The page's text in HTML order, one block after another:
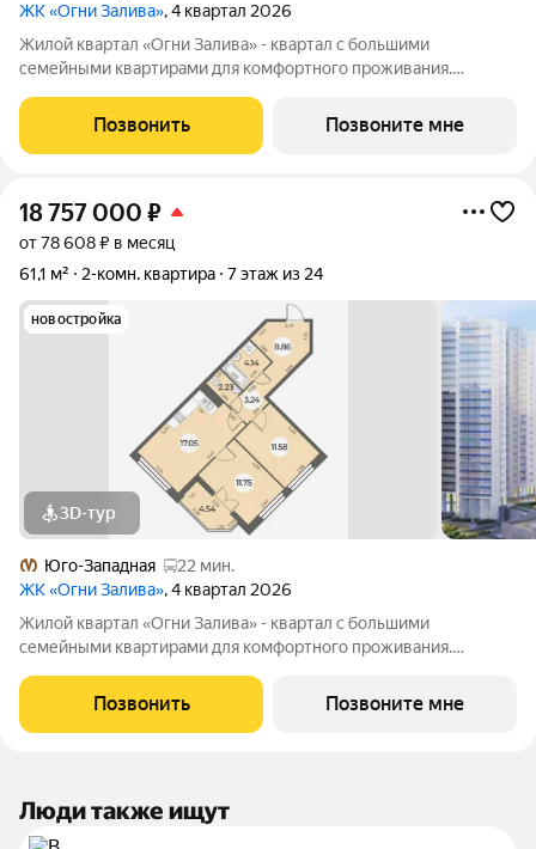
ЖК «Огни Залива», 4 квартал 2026
Жилой квартал «Огни Залива» - квартал с большими
семейными квартирами для комфортного проживания.
социальная среда. В проекте IV очереди преобладают двух и
Позвонить Позвоните мне
18 757 000 ₽
от 78 608 ₽ в месяц
61,1 м²
2-комн. квартира 7 этаж из 24
новостройка
3D-тур
Юго-Западная
22 мин.
ЖК «Огни Залива», 4 квартал 2026
Жилой квартал «Огни Залива» - квартал с большими
семейными квартирами для комфортного проживания.
социальная среда. В проекте IV очереди преобладают двух и
Позвонить Позвоните мне
Люди также ищут